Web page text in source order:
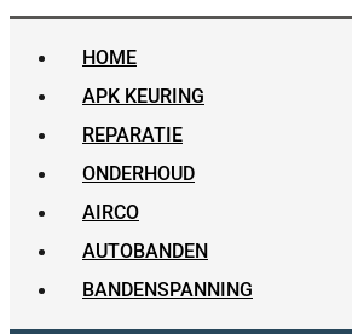
HOME
APK KEURING
REPARATIE
ONDERHOUD
AIRCO
AUTOBANDEN
BANDENSPANNING